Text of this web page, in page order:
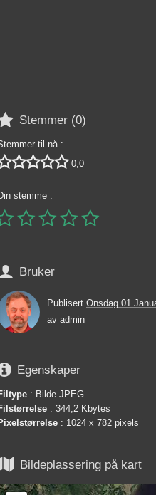
Stemmer (0)
til nå :
 0,0
stemme :

 Bruker
Publisert Onsdag 01
av admin
Egenskaper
: Bilde JPEG
: 344,2 Kbytes
: 1024 x 782 pixels
Bildeplassering på kart